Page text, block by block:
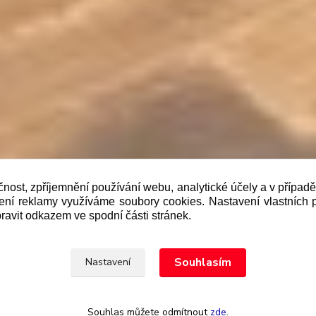
je prodávající povinen vystavit kupujícímu účtenku.
nejpozději do 48 hodin.“
Upravit sběr cookies.
zpříjemnění používání webu, analytické účely a v
reklamy využíváme soubory cookies. Nastavení vlastních
odkazem ve spodní části stránek.
Nastavení Souhlasím
Souhlas můžete odmítnout zde.